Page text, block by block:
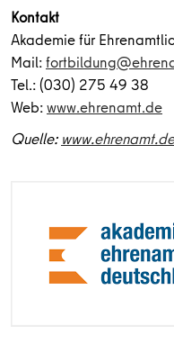
Kontakt
Akademie für
Mail:
Tel.: (030) 275 49 38
Web:www.ehrenamt.de
Quelle: